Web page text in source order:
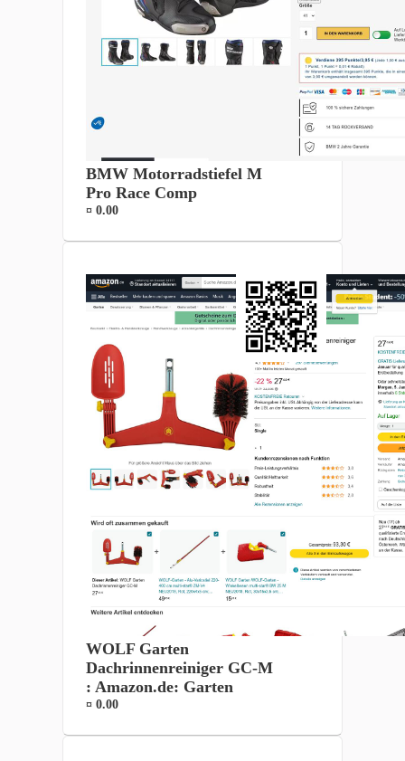
BMW Motorradstiefel M
Pro Race Comp
¤ 0.00
WOLF Garten
Dachrinnenreiniger GC-M
: Amazon.de: Garten
¤ 0.00